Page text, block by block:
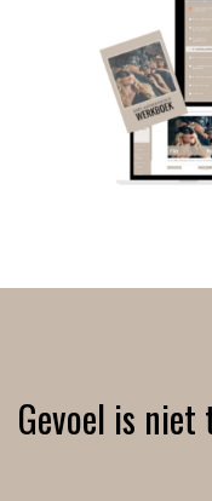
Gevoel is